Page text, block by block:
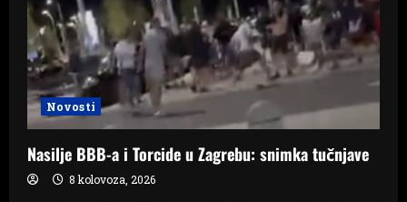
g
a
t
i
o
Novosti
Nasilje BBB-a i Torcide u Zagrebu: snimka tučnjave
8 kolovoza, 2026